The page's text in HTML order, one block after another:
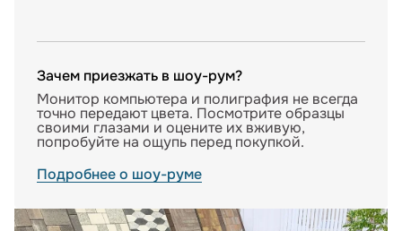
Зачем приезжать в шоу-рум?
Монитор компьютера и полиграфия не всегда
точно передают цвета. Посмотрите образцы
своими глазами и оцените их вживую,
попробуйте на ощупь перед покупкой.
Подробнее о шоу-руме